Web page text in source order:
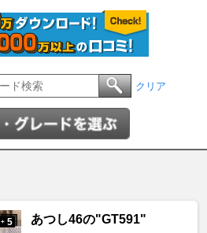
クリア
+ 5 あつし46の"GT591"